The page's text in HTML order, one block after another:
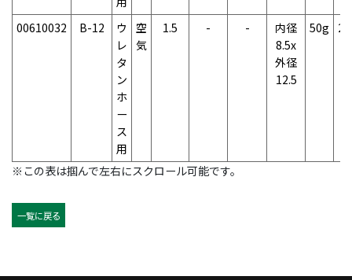
00610032 B-12
ウ
レ
タ
ン
ホ
ー
ス
用
空
気
1.5 - -
内径
8.5x
外径
12.5
50g
※この表は掴んで左右にスクロール可能です。
一覧に戻る